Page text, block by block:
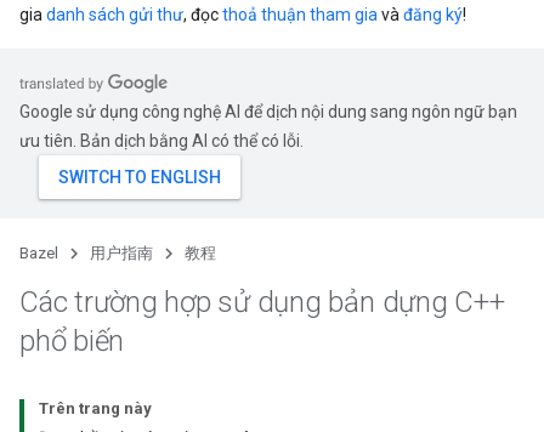
gia danh sách gửi thư, đọcthoả thuận tham gia và đăng ký!
Google sử dụng công nghệ AI để dịch nội dung sang ngôn ngữ bạn
ưu tiên. Bản dịch bằng AI có thể có lỗi.
Bazel 用户指南 教程
Các trường hợp sử dụng bản dựng C++
phổ biến
Trên trang này